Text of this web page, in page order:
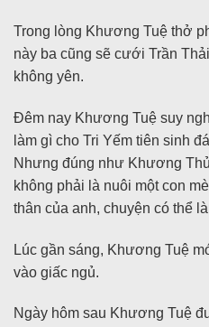
Trong lòng Khương Tuệ thở
này ba cũng sẽ cưới Trần
không yên.
Đêm nay Khương Tuệ suy
làm gì cho Tri Yếm tiên sinh
Nhưng đúng như Khương
không phải là nuôi một con
thân của anh, chuyện có thể
Lúc gần sáng, Khương Tuệ
vào giấc ngủ.
Ngày hôm sau Khương Tuệ